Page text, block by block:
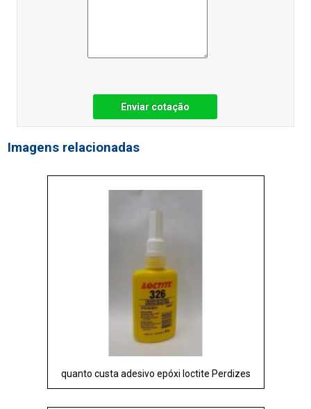
Enviar cotação
Imagens relacionadas
quanto custa adesivo epóxi loctite Perdizes